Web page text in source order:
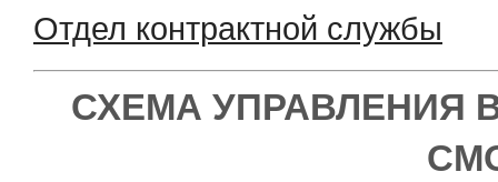
Отдел контрактной службы
СХЕМА УПРАВЛЕНИЯ